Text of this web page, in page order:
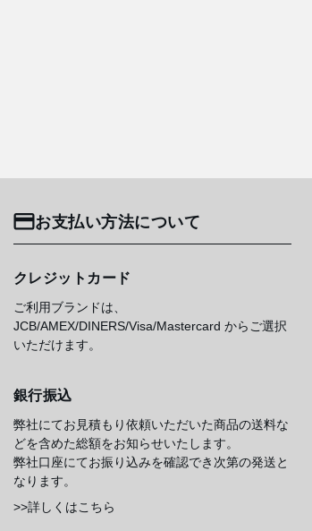
お支払い方法について
クレジットカード
ご利用ブランドは、
JCB/AMEX/DINERS/Visa/Mastercard からご選択
いただけます。
銀行振込
弊社にてお見積もり依頼いただいた商品の送料な
どを含めた総額をお知らせいたします。
弊社口座にてお振り込みを確認でき次第の発送と
なります。
>>詳しくはこちら